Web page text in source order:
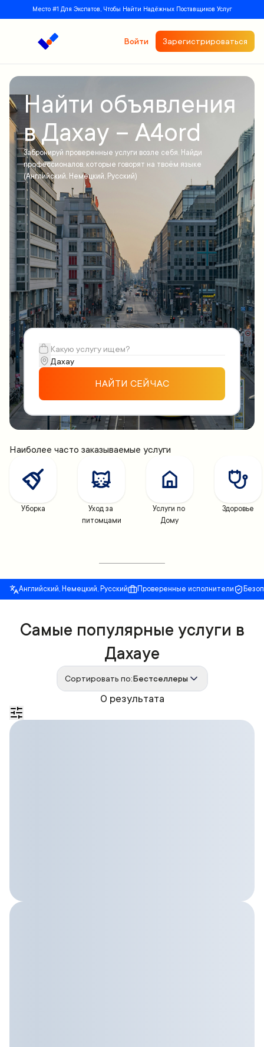
Место #1 Для Экспатов, Чтобы Найти Надёжных Поставщиков Услуг
Войти Зарегистрироваться
Найти объявления
в Дахау – A4ord
Забронируй проверенные услуги возле себя. Найди
профессионалов, которые говорят на твоём языке
(Английский, Немецкий, Русский)
НАЙТИ СЕЙЧАС
Наиболее часто заказываемые услуги
Уборка
Уход за
питомцами
Услуги по
Дому
Здоровье
Английский, Немецкий, Русский Проверенные исполнители
0 результата
Самые популярные услуги в
Дахауе
Сортировать по:Бестселлеры